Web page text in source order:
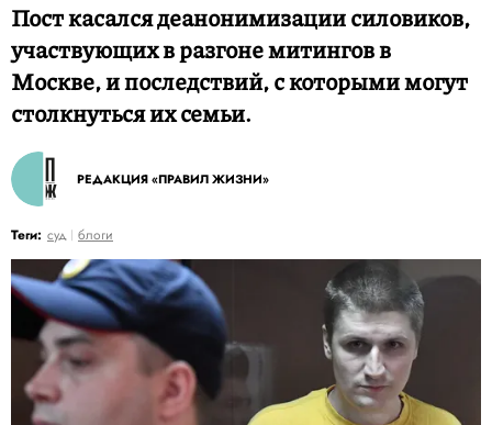
Пост касался деанонимизации силовиков,
участвующих в разгоне митингов в
Москве, и последствий, с которыми могут
столкнуться их семьи.
РЕДАКЦИЯ «ПРАВИЛ ЖИЗНИ»
Теги: суд блоги